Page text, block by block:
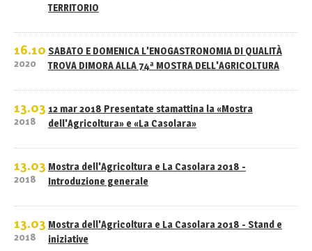
TERRITORIO
16.10
2020
SABATO E DOMENICA L'ENOGASTRONOMIA DI QUALITÀ
TROVA DIMORA ALLA 74ª MOSTRA DELL'AGRICOLTURA
13.03
2018
12 mar 2018 Presentate stamattina la «Mostra
dell'Agricoltura» e «La Casolara»
13.03
2018
Mostra dell'Agricoltura e La Casolara 2018 -
Introduzione generale
13.03
2018
Mostra dell'Agricoltura e La Casolara 2018 - Stand e
iniziative